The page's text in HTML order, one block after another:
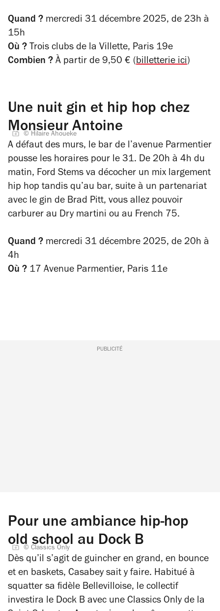
Quand ? mercredi 31 décembre 2025, de 23h à
15h
Où ? Trois clubs de la Villette, Paris 19e
Combien ? À partir de 9,50 € (billetterie ici)
Une nuit gin et hip hop chez
Monsieur Antoine
© Hilaire Ahoueke
A défaut des murs, le bar de l’avenue Parmentier
pousse les horaires pour le 31. De 20h à 4h du
matin, Ford Stems va décocher un mix largement
hip hop tandis qu’au bar, suite à un partenariat
avec le gin de Brad Pitt, vous allez pouvoir
carburer au Dry martini ou au French 75.
Quand ? mercredi 31 décembre 2025, de 20h à
4h
Où ? 17 Avenue Parmentier, Paris 11e
PUBLICITÉ
Pour une ambiance hip-hop
old school au Dock B
© Classics Only
Dès qu’il s’agit de guincher en grand, en bounce
et en baskets, Casabey sait y faire. Habitué à
squatter sa fidèle Bellevilloise, le collectif
investira le Dock B avec une Classics Only de la